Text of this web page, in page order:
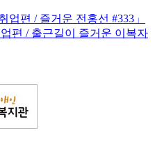
업편 / 즐거운 전홍선 #333」
편 / 출근길이 즐거운 이복자